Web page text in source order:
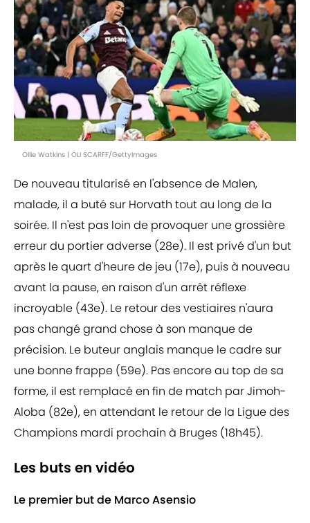
Ollie Watkins | OLI SCARFF/GettyImages
De nouveau titularisé en l'absence de Malen,
malade, il a buté sur Horvath tout au long de la
soirée. Il n'est pas loin de provoquer une grossière
erreur du portier adverse (28e). Il est privé d'un but
après le quart d'heure de jeu (17e), puis à nouveau
avant la pause, en raison d'un arrêt réflexe
incroyable (43e). Le retour des vestiaires n'aura
pas changé grand chose à son manque de
précision. Le buteur anglais manque le cadre sur
une bonne frappe (59e). Pas encore au top de sa
forme, il est remplacé en fin de match par Jimoh-
Aloba (82e), en attendant le retour de la Ligue des
Champions mardi prochain à Bruges (18h45).
Les buts en vidéo
Le premier but de Marco Asensio